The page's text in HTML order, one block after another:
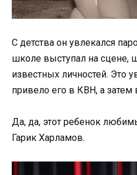
С детства он увлекался
школе выступал на сцене,
известных личностей. Это
привело его в КВН, а затем
Да, да, этот ребенок
Гарик Харламов.